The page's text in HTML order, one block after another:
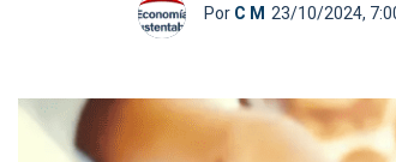
PorC M 23/10/2024,